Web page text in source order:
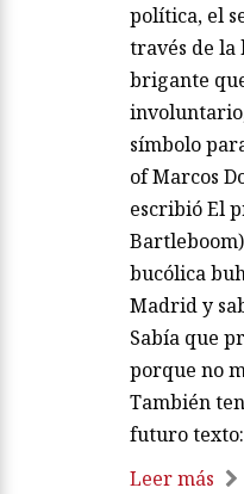
política, el
través de la
brigante
símbolo
of Marcos
escribió El
bucólica
Madrid y
Sabía que
porque no
También
futuro
Leer más